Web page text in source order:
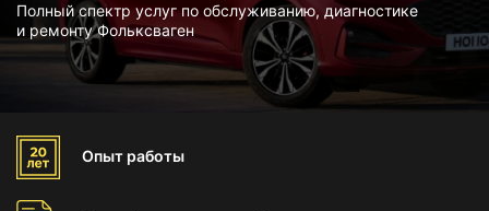
Полный спектр услуг по обслуживанию, диагностике
и ремонту Фольксваген
Опыт работы